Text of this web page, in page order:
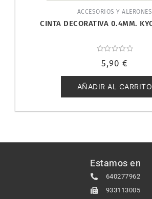
ACCESORIOS Y ALERONES
CINTA DECORATIVA 0.4MM.
con
de
5
5,90 €
AÑADIR AL CARRITO
Estamos en
640277962
933113005